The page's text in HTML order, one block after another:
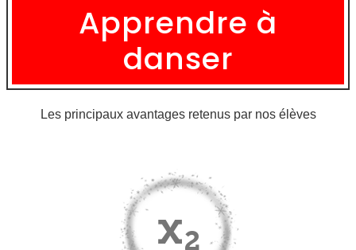
Apprendre à
danser
Les principaux avantages retenus par nos élèves